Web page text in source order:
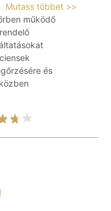
Mutass többet >>
működő
és